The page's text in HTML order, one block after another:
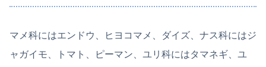
マメ科にはエンドウ、ヒヨコマメ、ダイズ、ナス科にはジ
ャガイモ、トマト、ピーマン、ユリ科にはタマネギ、ユ